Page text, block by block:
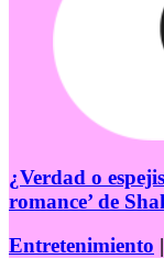
¿Verdad o
romance’ de
Entretenimiento